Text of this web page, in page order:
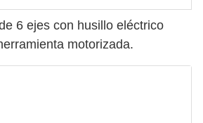
6 ejes con husillo eléctrico
motorizada.